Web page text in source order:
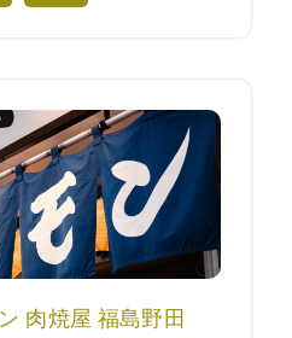
肉焼屋 福島野田